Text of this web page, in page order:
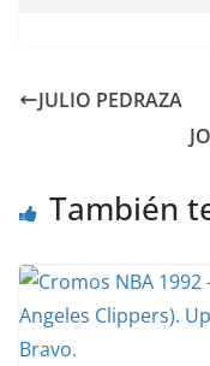
JULIO PEDRAZA
También